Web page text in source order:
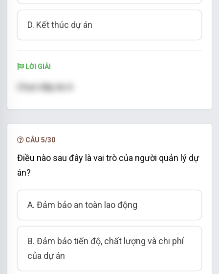
D. Kết thúc dự án
LỜI GIẢI
Chọn đáp án A
CÂU 5/30
Điều nào sau đây là vai trò của người quản lý dự
án?
A. Đảm bảo an toàn lao động
B. Đảm bảo tiến độ, chất lượng và chi phí
của dự án